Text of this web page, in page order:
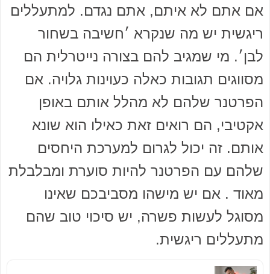
אם אתם לא איתם, אתם נגדם. למתעללים
ריגשית יש מה שנקרא ׳חשיבה בשחור
לבן׳. מי שמגיב להם בצורה נייטרלית הם
מסווגים תגובות כאלה כעוינות גלויה. אם
הפרטנר שלהם לא מהלל אותם באופן
אקטיבי, הם רואים זאת כאילו הוא שונא
אותם. זה יכול לגרום למערכת היחסים
שלהם עם הפרטנר להיות סוערת ומבלבלת
מאוד . אם יש מישהו מסביבכם שאינו
מסוגל לעשות פשרה, יש סיכוי טוב שהם
מתעללים ריגשית.